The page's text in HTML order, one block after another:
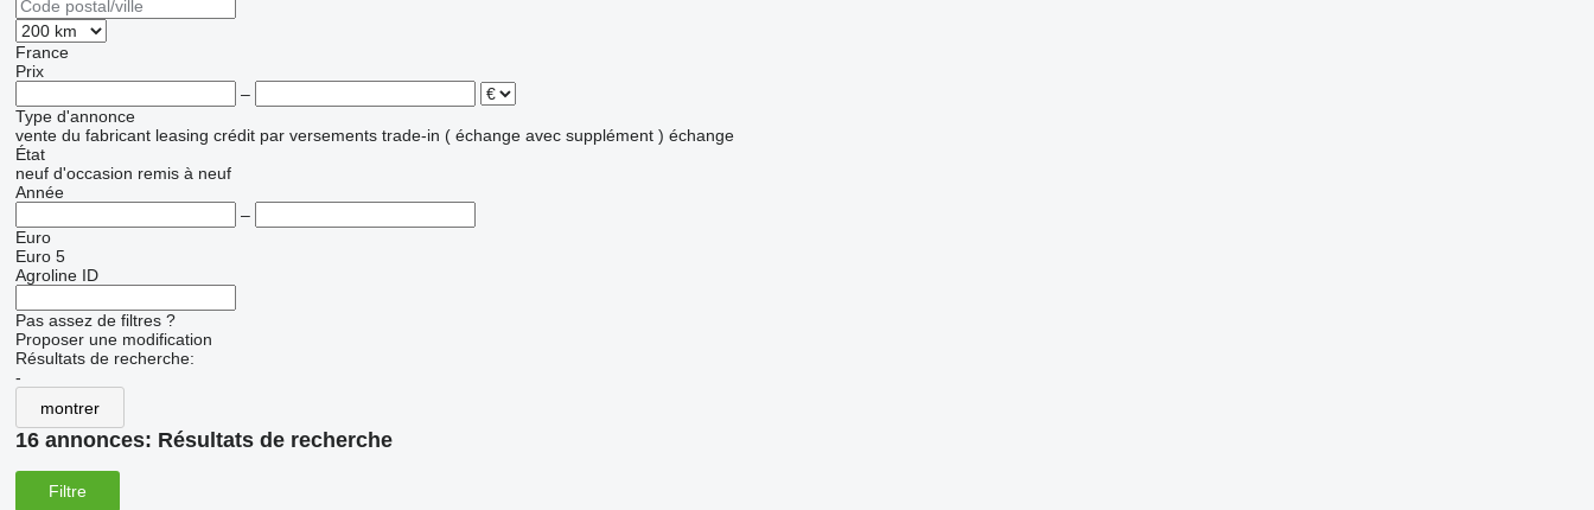
France
Prix
–
Type d'annonce
vente du fabricant leasing crédit par versements trade-in ( échange avec supplément ) échange
État
neuf d'occasion remis à neuf
Année
–
Euro
Euro 5
Agroline ID
Pas assez de filtres ?
Proposer une modification
Résultats de recherche:
-
montrer
16 annonces: Résultats de recherche
Filtre